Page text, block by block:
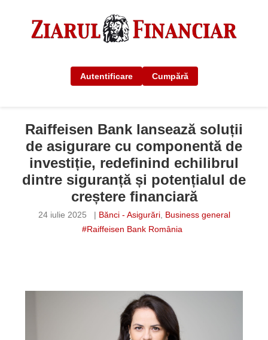
Autentificare Cumpără
Raiffeisen Bank lansează soluții
de asigurare cu componentă de
investiție, redefinind echilibrul
dintre siguranță și potențialul de
creștere financiară
24 iulie 2025 | Bănci - Asigurări, Business general
#Raiffeisen Bank România